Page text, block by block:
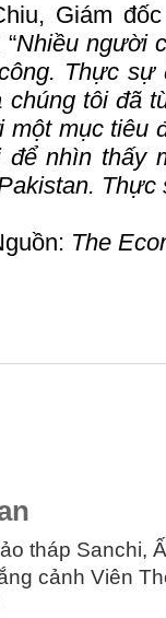
Giám
Nhiều người
Thực
chúng tôi đã
một mục tiêu
nhìn thấy
The
tháp Sanchi,
cảnh Viên